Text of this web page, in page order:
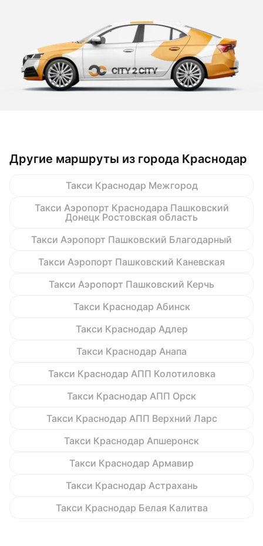
Другие маршруты из города Краснодар
Такси Краснодар Межгород
Такси Аэропорт Краснодара Пашковский
Донецк Ростовская область
Такси Аэропорт Пашковский Благодарный
Такси Аэропорт Пашковский Каневская
Такси Аэропорт Пашковский Керчь
Такси Краснодар Абинск
Такси Краснодар Адлер
Такси Краснодар Анапа
Такси Краснодар АПП Колотиловка
Такси Краснодар АПП Орск
Такси Краснодар АПП Верхний Ларс
Такси Краснодар Апшеронск
Такси Краснодар Армавир
Такси Краснодар Астрахань
Такси Краснодар Белая Калитва